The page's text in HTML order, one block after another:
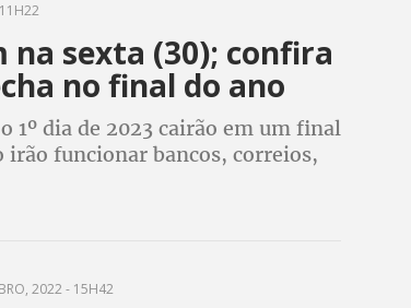
na sexta (30); confira
no final do ano
1º dia de 2023 cairão em um final
irão funcionar bancos, correios,
2022 - 15H42